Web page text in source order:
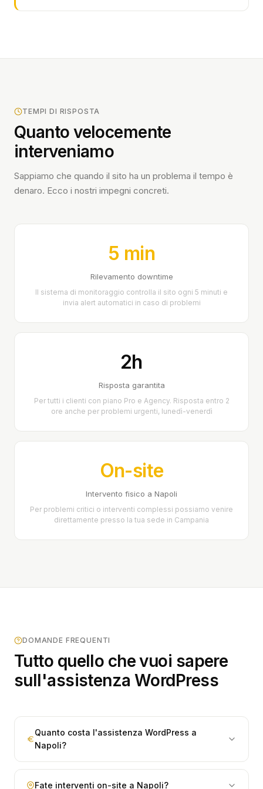
TEMPI DI RISPOSTA
Quanto velocemente
interveniamo
Sappiamo che quando il sito ha un problema il tempo è
denaro. Ecco i nostri impegni concreti.
5 min
Rilevamento downtime
Il sistema di monitoraggio controlla il sito ogni 5 minuti e
invia alert automatici in caso di problemi
2h
Risposta garantita
Per tutti i clienti con piano Pro e Agency. Risposta entro 2
ore anche per problemi urgenti, lunedì-venerdì
On-site
Intervento fisico a Napoli
Per problemi critici o interventi complessi possiamo venire
direttamente presso la tua sede in Campania
DOMANDE FREQUENTI
Tutto quello che vuoi sapere
sull'assistenza WordPress
Quanto costa l'assistenza WordPress a
Napoli?
Fate interventi on-site a Napoli?